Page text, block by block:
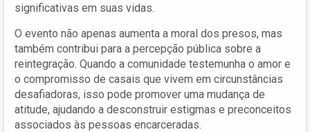
significativas em suas vidas.
O evento não apenas aumenta a moral dos presos, mas
também contribui para a percepção pública sobre a
reintegração. Quando a comunidade testemunha o amor e
o compromisso de casais que vivem em circunstâncias
desafiadoras, isso pode promover uma mudança de
atitude, ajudando a desconstruir estigmas e preconceitos
associados às pessoas encarceradas.